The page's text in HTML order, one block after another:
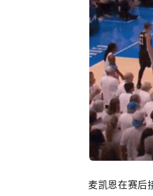
麦凯恩在赛后